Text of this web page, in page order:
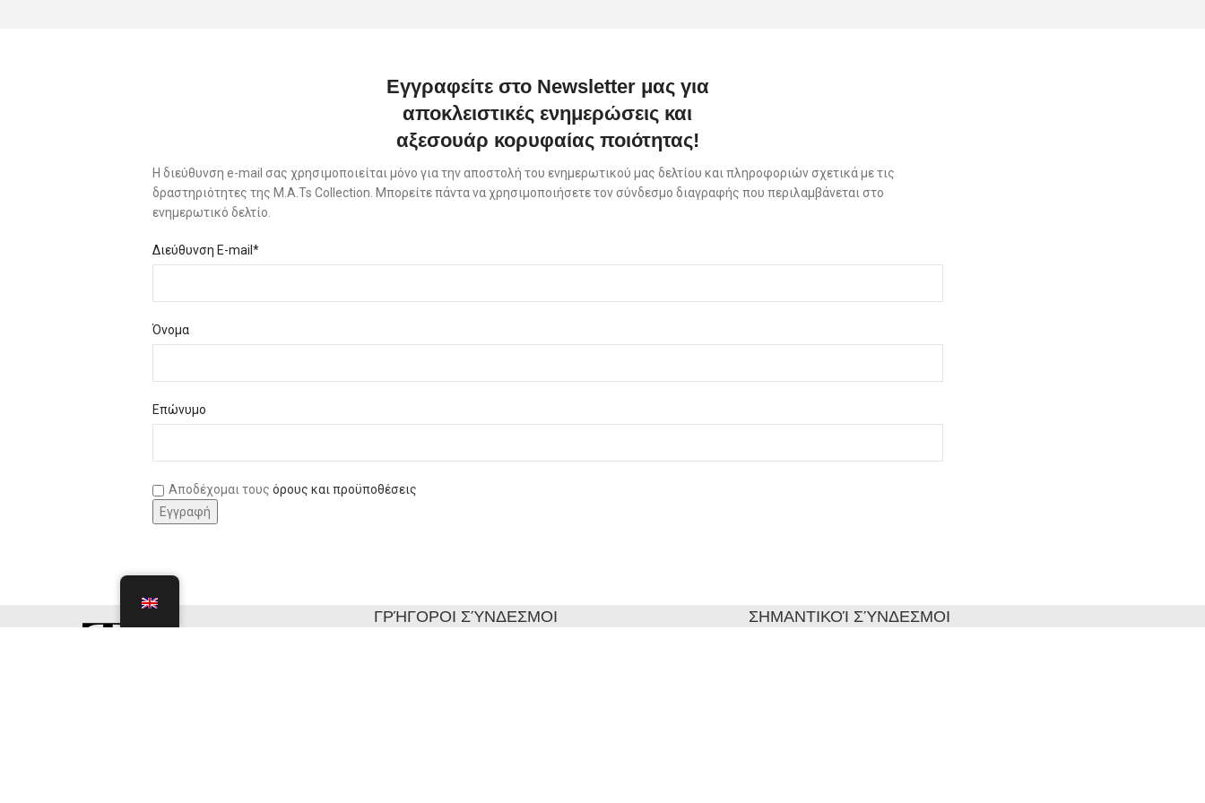
Εγγραφείτε στο Newsletter μας για
αποκλειστικές ενημερώσεις και
αξεσουάρ κορυφαίας ποιότητας!
Η διεύθυνση e-mail σας χρησιμοποιείται μόνο για την αποστολή του ενημερωτικού μας δελτίου και πληροφοριών σχετικά με τις
δραστηριότητες της M.A.Ts Collection. Μπορείτε πάντα να χρησιμοποιήσετε τον σύνδεσμο διαγραφής που περιλαμβάνεται στο
ενημερωτικό δελτίο.
Διεύθυνση E-mail*
Όνομα
Επώνυμο
Αποδέχομαι τους όρους και προϋποθέσεις
ΓΡΉΓΟΡΟΙ ΣΎΝΔΕΣΜΟΙ ΣΗΜΑΝΤΙΚΟΊ ΣΎΝΔΕΣΜΟΙ